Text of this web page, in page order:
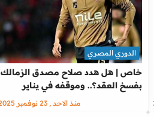
خاص | هل هدد صلاح مصدق الزمالك
بفسخ العقد؟.. وموقفه في يناير
الدوري المصري
منذ الاحد , 23 نوفمبر 2025